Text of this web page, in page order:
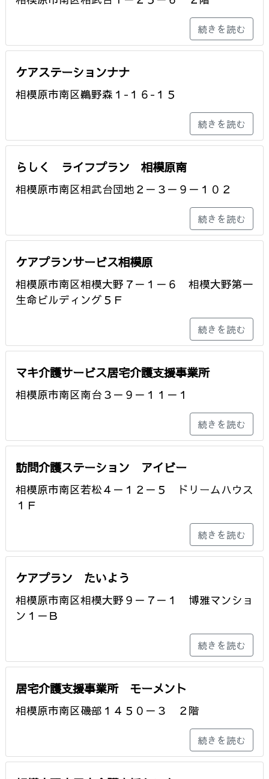
続きを読む
ケアステーションナナ
相模原市南区鵜野森１-１６-１５
続きを読む
らしく ライフプラン 相模原南
相模原市南区相武台団地２－３－９－１０２
続きを読む
ケアプランサービス相模原
相模原市南区相模大野７－１－６ 相模大野第一
生命ビルディング５Ｆ
続きを読む
マキ介護サービス居宅介護支援事業所
相模原市南区南台３－９－１１－１
続きを読む
訪問介護ステーション アイビー
相模原市南区若松４－１２－５ ドリームハウス
１Ｆ
続きを読む
ケアプラン たいよう
相模原市南区相模大野９－７－１ 博雅マンショ
ン１－Ｂ
続きを読む
居宅介護支援事業所 モーメント
相模原市南区磯部１４５０－３ ２階
続きを読む